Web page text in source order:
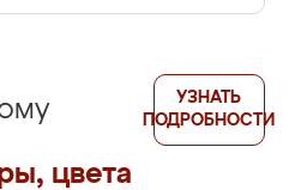
цвета
УЗНАТЬ
ПОДРОБНОСТИ